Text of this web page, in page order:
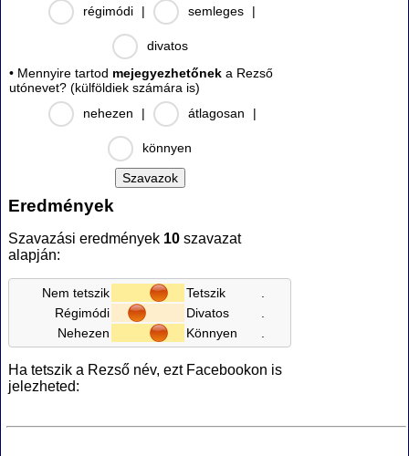
régimódi
| semleges |
divatos
• Mennyire tartod mejegyezhetőnek a Rezső
utónevet? (külföldiek számára is)
nehezen
| átlagosan |
könnyen
Eredmények
Szavazási eredmények 10 szavazat
alapján:
Nem tetszik Tetszik
Régimódi
Divatos
Nehezen
Könnyen
Ha tetszik a Rezső név, ezt Facebookon is
jelezheted: